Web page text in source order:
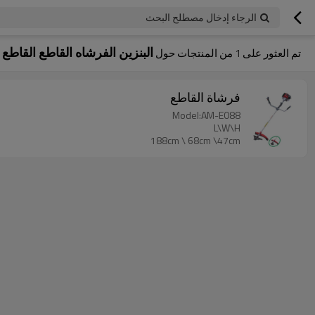
الرجاء إدخال مصطلح البحث
تم العثور على 1 من المنتجات حول البنزين الفرشاه القاطع
فرشاة القاطع
Model:AM-E088
L\W\H
188cm \ 68cm \47cm